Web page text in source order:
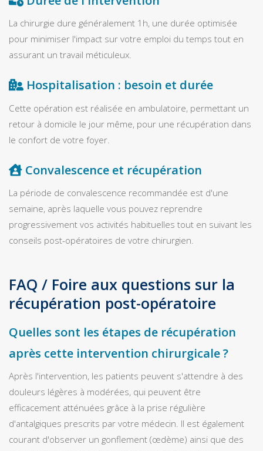
La chirurgie dure généralement 1h, une durée optimisée
pour minimiser l'impact sur votre emploi du temps tout en
assurant un travail méticuleux.
Hospitalisation : besoin et durée
Cette opération est réalisée en ambulatoire, permettant un
retour à domicile le jour même, pour une récupération dans
le confort de votre foyer.
Convalescence et récupération
La période de convalescence recommandée est d'une
semaine, après laquelle vous pouvez reprendre
progressivement vos activités habituelles tout en suivant les
conseils post-opératoires de votre chirurgien.
FAQ / Foire aux questions sur la
récupération post-opératoire
Quelles sont les étapes de récupération
après cette intervention chirurgicale ?
Après l'intervention, les patients peuvent s'attendre à des
douleurs légères à modérées, qui peuvent être
efficacement atténuées grâce à la prise régulière
d'antalgiques prescrits par votre médecin. Il est également
courant d'observer un gonflement (œdème) ainsi que des